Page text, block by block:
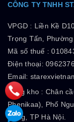
CÔNG TY TNHH
VPGD : Liền Kề
Trọng Tấn,
Mã số thuế :
Điện thoại:
Email:
Tổng kho : Chân
Phenikaa), Phố
Đông, TP Hà Nội.